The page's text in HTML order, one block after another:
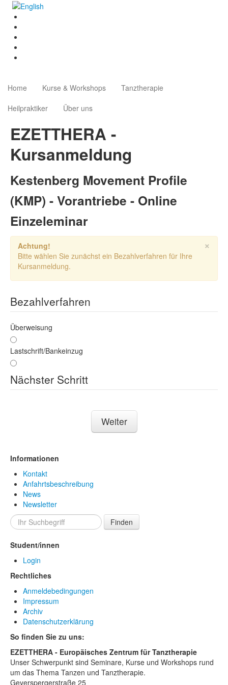
Home Kurse & Workshops
Tanztherapie
Heilpraktiker
Über uns
EZETTHERA -
Kursanmeldung
Kestenberg Movement Profile
(KMP) - Vorantriebe - Online
Einzeleminar
×
Achtung!
Bitte wählen Sie zunächst ein Bezahlverfahren für Ihre
Kursanmeldung.
Bezahlverfahren
Überweisung
Lastschrift/Bankeinzug
Nächster Schritt
Weiter
Informationen
Kontakt
Anfahrtsbeschreibung
News
Newsletter
Finden
Student/innen
Login
Rechtliches
Anmeldebedingungen
Impressum
Archiv
Datenschutzerklärung
So finden Sie zu uns:
EZETTHERA - Europäisches Zentrum für Tanztherapie
Unser Schwerpunkt sind Seminare, Kurse und Workshops rund
um das Thema Tanzen und Tanztherapie.
Geyerspergerstraße 25